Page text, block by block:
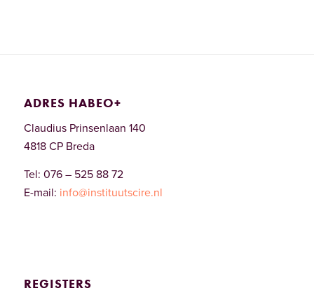
ADRES HABEO+
Claudius Prinsenlaan 140
4818 CP Breda
Tel: 076 – 525 88 72
E-mail: info@instituutscire.nl
REGISTERS